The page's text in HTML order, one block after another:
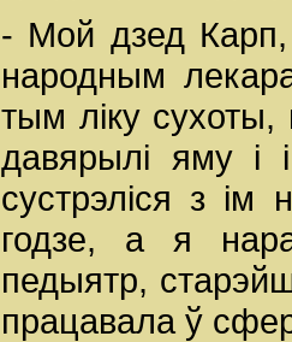
- Мой дзед
народным
тым ліку сухоты,
давярылі яму
сустрэліся з
годзе, а я
педыятр,
працавала ў